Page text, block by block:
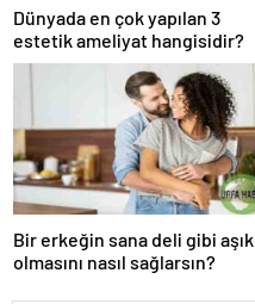
Dünyada en çok yapılan 3
estetik ameliyat hangisidir?
Bir erkeğin sana deli gibi aşık
olmasını nasıl sağlarsın?